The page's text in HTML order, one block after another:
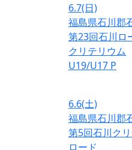
6.7(日)
福島県石川郡
第23回石川ロ
クリテリウム
U19/U17 P
6.6(土)
福島県石川郡
第5回石川ク
ロード